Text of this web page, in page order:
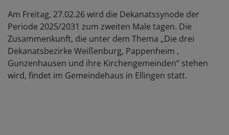
Am Freitag, 27.02.26 wird die Dekanatssynode der
Periode 2025/2031 zum zweiten Male tagen. Die
Zusammenkunft, die unter dem Thema „Die drei
Dekanatsbezirke Weißenburg, Pappenheim ,
Gunzenhausen und ihre Kirchengemeinden“ stehen
wird, findet im Gemeindehaus in Ellingen statt.